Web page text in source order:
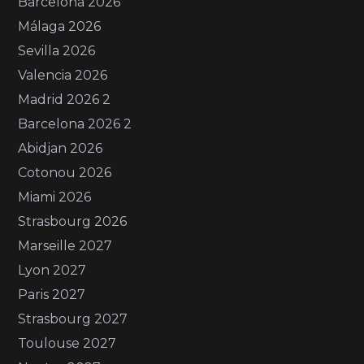
Málaga 2026
Sevilla 2026
Valencia 2026
Madrid 2026 2
Barcelona 2026 2
Abidjan 2026
Cotonou 2026
Miami 2026
Strasbourg 2026
Marseille 2027
Lyon 2027
Paris 2027
Strasbourg 2027
Toulouse 2027